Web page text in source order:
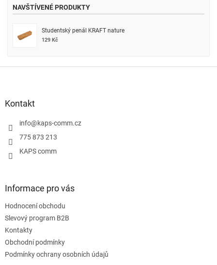
NAVŠTÍVENÉ PRODUKTY
Studentský penál KRAFT nature
129 Kč
Kontakt
info@kaps-comm.cz
775 873 213
KAPS comm
Informace pro vás
Hodnocení obchodu
Slevový program B2B
Kontakty
Obchodní podmínky
Podmínky ochrany osobních údajů